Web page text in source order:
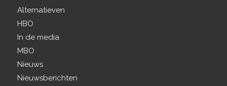
Alternatieven
HBO
In de media
MBO
Nieuws
Nieuwsberichten